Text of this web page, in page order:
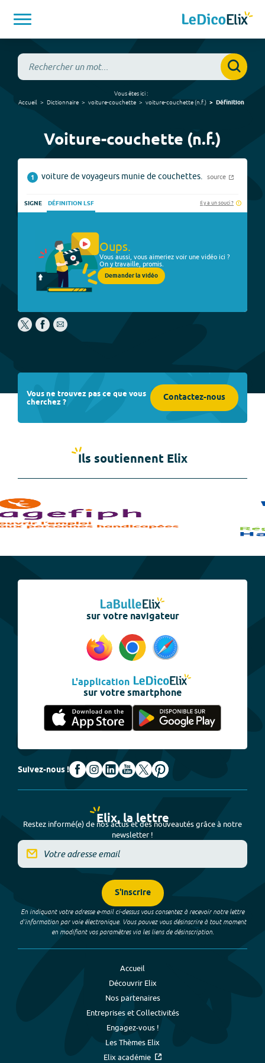
Vous êtes ici :
Accueil
Dictionnaire voiture-couchette voiture-couchette(n.f.) Définition
Voiture-couchette (n.f.)
1 voiture de voyageurs munie de couchettes. source
SIGNE DÉFINITION LSF Il y a un souci ?
Oups.
Vous aussi, vous aimeriez voir une vidéo ici ?
On y travaille, promis.
Demander la vidéo
Vous ne trouvez pas ce que vous
cherchez ? Contactez-nous
Ils soutiennent Elix
sur votre navigateur
L'application
sur votre smartphone
Suivez-nous !
Elix, la lettre
Restez informé(e) de nos actus et des nouveautés grâce à notre
newsletter !
S'inscrire
En indiquant votre adresse e-mail ci-dessus vous consentez à recevoir notre lettre
d’information par voie électronique. Vous pouvez vous désinscrire à tout moment
en modifiant vos paramètres via les liens de désinscription.
Accueil
Découvrir Elix
Nos partenaires
Entreprises et Collectivités
Engagez-vous !
Les Thèmes Elix
Elix académie